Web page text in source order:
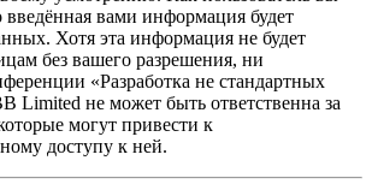
введённая вами информация будет
Хотя эта информация не будет
без вашего разрешения, ни
«Разработка не стандартных
Limited не может быть ответственна за
могут привести к
доступу к ней.